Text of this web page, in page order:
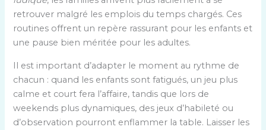
retrouver malgré les emplois du temps chargés. Ces
routines offrent un repère rassurant pour les enfants et
une pause bien méritée pour les adultes.
Il est important d’adapter le moment au rythme de
chacun : quand les enfants sont fatigués, un jeu plus
calme et court fera l’affaire, tandis que lors de
weekends plus dynamiques, des jeux d’habileté ou
d’observation pourront enflammer la table. Laisser les